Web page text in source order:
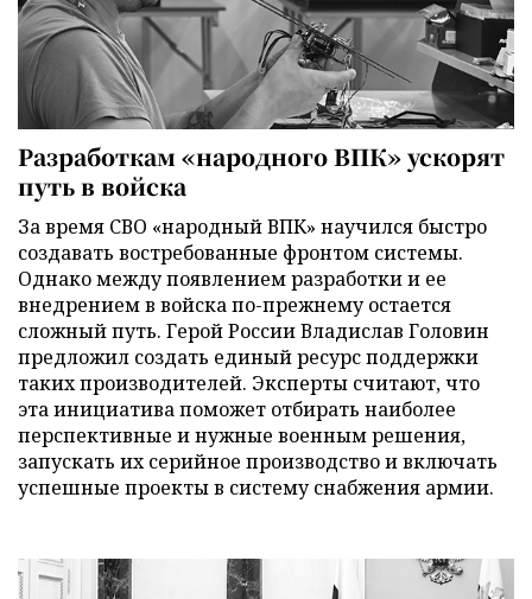
Разработкам «народного ВПК» ускорят
путь в войска
За время СВО «народный ВПК» научился быстро
создавать востребованные фронтом системы.
Однако между появлением разработки и ее
внедрением в войска по-прежнему остается
сложный путь. Герой России Владислав Головин
предложил создать единый ресурс поддержки
таких производителей. Эксперты считают, что
эта инициатива поможет отбирать наиболее
перспективные и нужные военным решения,
запускать их серийное производство и включать
успешные проекты в систему снабжения армии.